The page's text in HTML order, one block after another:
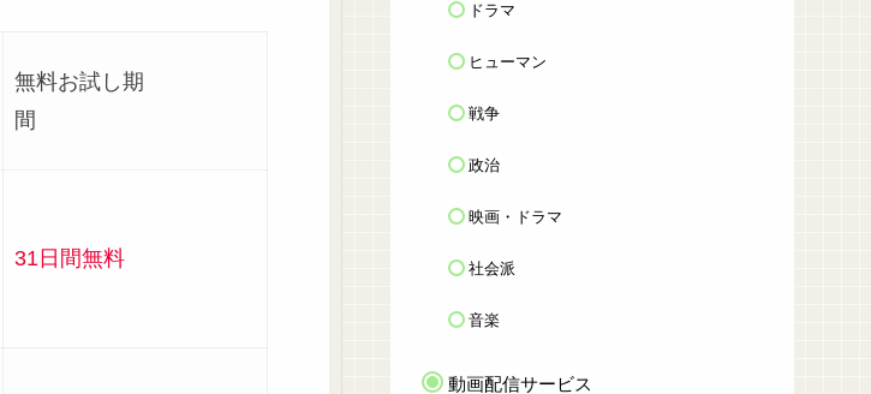
無料お試し期
間
31日間無料
ドラマ
ヒューマン
戦争
政治
映画・ドラマ
社会派
音楽
動画配信サービス